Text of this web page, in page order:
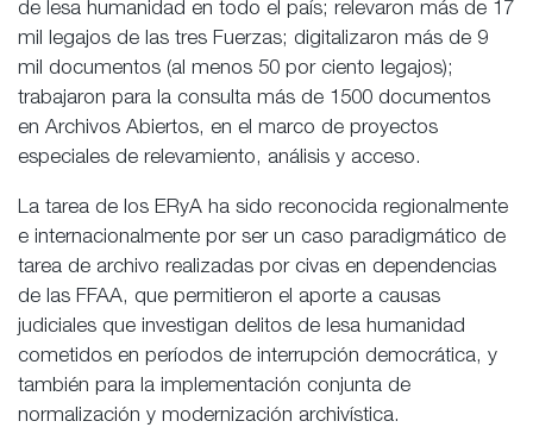
de lesa humanidad en todo el país; relevaron más de 17
mil legajos de las tres Fuerzas; digitalizaron más de 9
mil documentos (al menos 50 por ciento legajos);
trabajaron para la consulta más de 1500 documentos
en Archivos Abiertos, en el marco de proyectos
especiales de relevamiento, análisis y acceso.
La tarea de los ERyA ha sido reconocida regionalmente
e internacionalmente por ser un caso paradigmático de
tarea de archivo realizadas por civas en dependencias
de las FFAA, que permitieron el aporte a causas
judiciales que investigan delitos de lesa humanidad
cometidos en períodos de interrupción democrática, y
también para la implementación conjunta de
normalización y modernización archivística.